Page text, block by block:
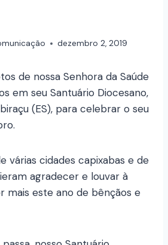
dezembro 2, 2019
de nossa Senhora da Saúde
em seu Santuário Diocesano,
(ES), para celebrar o seu
várias cidades capixabas e de
agradecer e louvar à
mais este ano de bênçãos e